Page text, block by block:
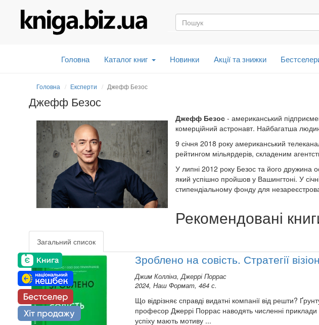
Головна Каталог книг Новинки Акції та знижки
Головна Експерти Джефф Безос
Джефф Безос
Джефф Безос - американський
комерційний астронавт. Найбагатша
9 січня 2018 року американський
рейтингом мільярдерів, складеним
У липні 2012 року Безос та його дружина
який успішно пройшов у Вашингтоні. У
стипендіальному фонду для
Рекомендовані
Загальний список
Зроблено на совість. Стратегії
Джим Коллінз, Джеррі Поррас
2024, Наш Формат, 464 с.
Що відрізняє справді видатні компанії від решти?
професор Джеррі Поррас наводять численні приклади
успіху мають мотиву ...